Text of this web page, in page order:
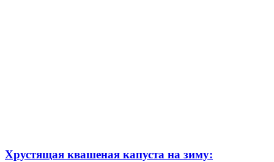
Хрустящая квашеная капуста на зиму: